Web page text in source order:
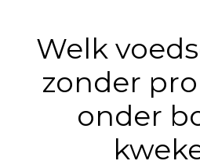
Welk
zonder
onder